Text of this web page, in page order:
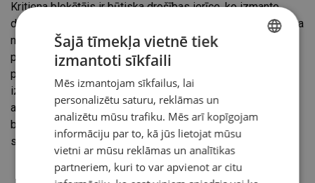
Kritiena bloķētājs ir būtiska drošības ierīce, ko izmanto
darba vidē, kur pastāv kritiena no augstuma risks. Tas ir daļa
no individuālajiem aizsardzības līdzekļiem (IAL) un ir
paredzēts, lai apturētu kritienu nelielā attālumā. Ierīce
parasti sastāv no izvelkamas glābšanas virves, kas
izgatavota no stieples, kabeļa vai siksnas, kas savienojas
ar lietotāja iejūgu. Kad notiek kritiens, bloka iekšējais
bremzēšanas mehānisms aktivizējas, lai apturētu kritienu,
samazinot traumu risku.
ENGLISH TRANSLATION
Šajā tīmekļa vietnē tiek
izmantoti sīkfaili
Mēs izmantojam sīkfailus, lai
personalizētu saturu, reklāmas un
analizētu mūsu trafiku. Mēs arī kopīgojam
informāciju par to, kā jūs lietojat mūsu
vietni ar mūsu reklāmas un analītikas
partneriem, kuri to var apvienot ar citu